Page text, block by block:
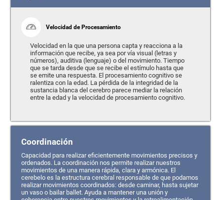
Velocidad de Procesamiento
Velocidad en la que una persona capta y reacciona a la
información que recibe, ya sea por vía visual (letras y
números), auditiva (lenguaje) o del movimiento. Tiempo
que se tarda desde que se recibe el estímulo hasta que
se emite una respuesta. El procesamiento cognitivo se
ralentiza con la edad. La pérdida de la integridad de la
sustancia blanca del cerebro parece mediar la relación
entre la edad y la velocidad de procesamiento cognitivo.
Coordinación
Capacidad para realizar eficientemente movimientos precisos y
ordenados. La coordinación nos permite realizar nuestros
movimientos de una manera rápida, clara y armónica. El
cerebelo es la estructura cerebral responsable de que podamos
realizar movimientos coordinados: desde caminar, hasta sujetar
un vaso o bailar ballet. Ayuda a mantener una unión y